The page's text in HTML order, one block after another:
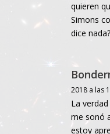
quieren
Simons
dice nada?
2018 a las
La
me sonó
estoy